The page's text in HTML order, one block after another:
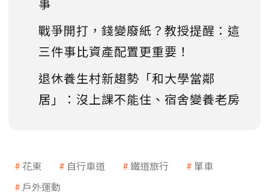
戰爭開打，錢變廢紙？教授提醒：這
三件事比資產配置更重要！
退休養生村新趨勢「和大學當鄰
居」：沒上課不能住、宿舍變養老房
花東 自行車道 鐵道旅行
單車
戶外運動